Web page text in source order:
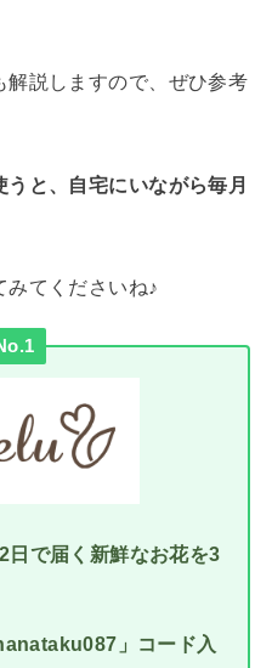
解説しますので、ぜひ参考
と、自宅にいながら毎月
みてくださいね♪
日で届く新鮮なお花を3
」コード入